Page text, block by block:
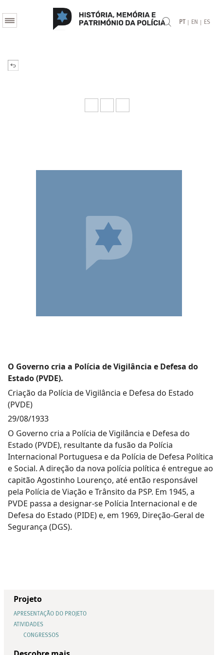
PT | EN | ES
O Governo cria a Polícia de Vigilância e Defesa do
Estado (PVDE).
Criação da Polícia de Vigilância e Defesa do Estado
(PVDE)
29/08/1933
O Governo cria a Polícia de Vigilância e Defesa do
Estado (PVDE), resultante da fusão da Polícia
Internacional Portuguesa e da Polícia de Defesa Política
e Social. A direção da nova polícia política é entregue ao
capitão Agostinho Lourenço, até então responsável
pela Polícia de Viação e Trânsito da PSP. Em 1945, a
PVDE passa a designar-se Polícia Internacional e de
Defesa do Estado (PIDE) e, em 1969, Direção-Geral de
Segurança (DGS).
Projeto
APRESENTAÇÃO DO PROJETO
ATIVIDADES
CONGRESSOS